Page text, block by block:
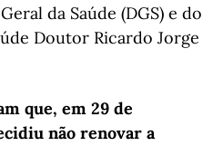
da Saúde (DGS) e do
Doutor Ricardo Jorge
que, em 29 de
não renovar a